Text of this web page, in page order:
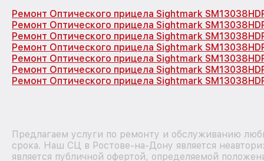
Ремонт Оптического прицела Sightmark
Ремонт Оптического прицела Sightmark
Ремонт Оптического прицела Sightmark
Ремонт Оптического прицела Sightmark
Ремонт Оптического прицела Sightmark
Ремонт Оптического прицела Sightmark
Ремонт Оптического прицела Sightmark
Предлагаем услуги по ремонту и обслуживанию
срока. Наш СЦ в Ростове-на-Дону является
является публичной офертой, определяемой